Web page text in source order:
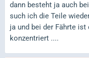
dann besteht ja auch
such ich die Teile
ja und bei der Fährte
konzentriert ....